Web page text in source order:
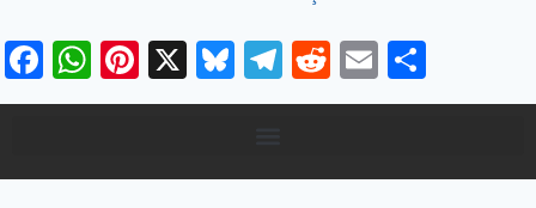
Facebook
WhatsApp
Pinterest
X Bluesky
Telegram
Reddit
Email